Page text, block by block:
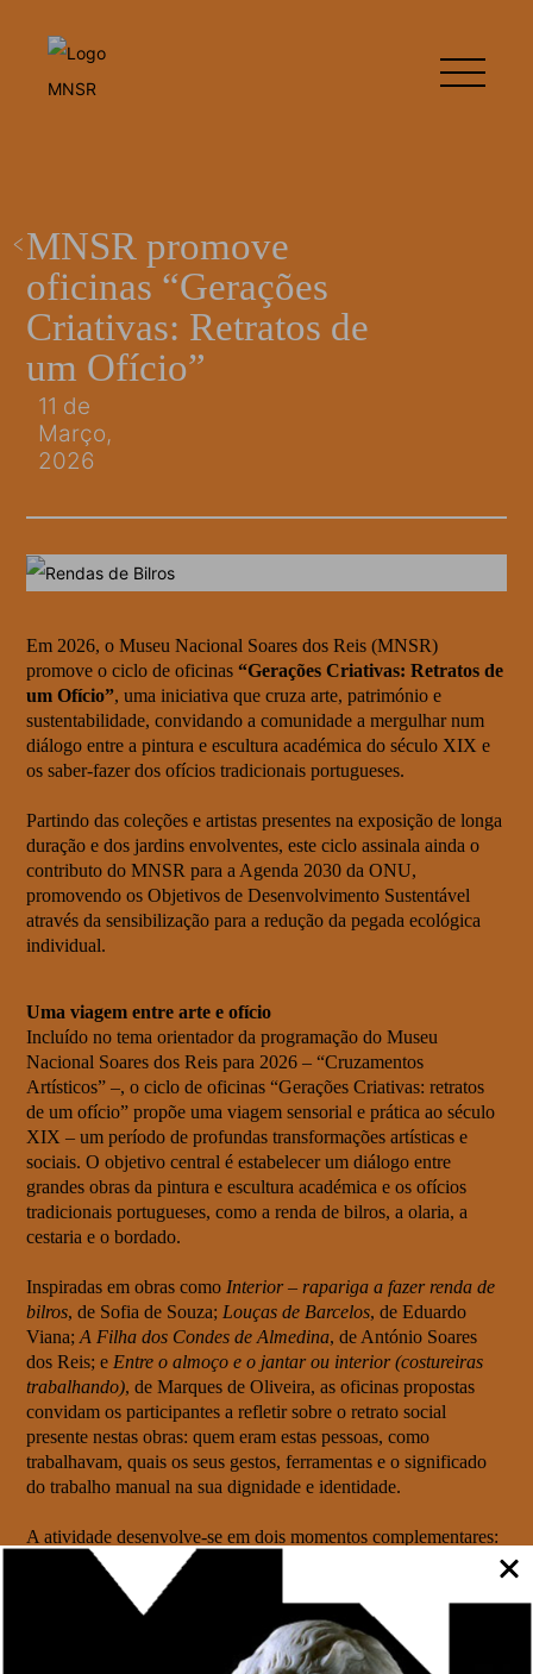
MNSR promove
oficinas “Gerações
Criativas: Retratos de
um Ofício”
11 de
Março,
2026
Em 2026, o Museu Nacional Soares dos Reis (MNSR)
promove o ciclo de oficinas“Gerações Criativas: Retratos de
um Ofício”, uma iniciativa que cruza arte, património e
sustentabilidade, convidando a comunidade a mergulhar num
diálogo entre a pintura e escultura académica do século XIX e
os saber-fazer dos ofícios tradicionais portugueses.
Partindo das coleções e artistas presentes na exposição de longa
duração e dos jardins envolventes, este ciclo assinala ainda o
contributo do MNSR para a Agenda 2030 da ONU,
promovendo os Objetivos de Desenvolvimento Sustentável
através da sensibilização para a redução da pegada ecológica
individual.
Uma viagem entre arte e ofício
Incluído no tema orientador da programação do Museu
Nacional Soares dos Reis para 2026 – “Cruzamentos
Artísticos” –, o ciclo de oficinas “Gerações Criativas: retratos
de um ofício” propõe uma viagem sensorial e prática ao século
XIX – um período de profundas transformações artísticas e
sociais. O objetivo central é estabelecer um diálogo entre
grandes obras da pintura e escultura académica e os ofícios
tradicionais portugueses, como a renda de bilros, a olaria, a
cestaria e o bordado.
Inspiradas em obras como Interior – rapariga a fazer renda de
bilros, de Sofia de Souza; Louças de Barcelos, de Eduardo
Viana;A Filha dos Condes de Almedina, de António Soares
dos Reis; e Entre o almoço e o jantar ou interior (costureiras
trabalhando), de Marques de Oliveira, as oficinas propostas
convidam os participantes a refletir sobre o retrato social
presente nestas obras: quem eram estas pessoas, como
trabalhavam, quais os seus gestos, ferramentas e o significado
do trabalho manual na sua dignidade e identidade.
A atividade desenvolve-se em dois momentos complementares:
A Janela para o Mundo: A Arte do Século XIX
Análise orientada das obras, com enfoque na dimensão estética
As mãos que fazem a História: Os ofícios tradicionais